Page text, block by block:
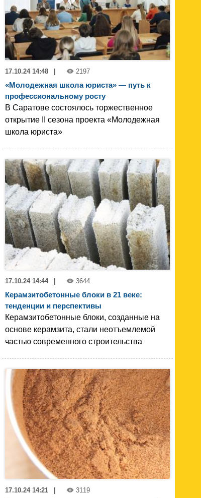
17.10.24 14:48 2197
«Молодежная школа юриста» — путь к
профессиональному росту
В Саратове состоялось торжественное
открытие II сезона проекта «Молодежная
школа юриста»
17.10.24 14:44 | 3644
Керамзитобетонные блоки в 21 веке:
тенденции и перспективы
Керамзитобетонные блоки, созданные на
основе керамзита, стали неотъемлемой
частью современного строительства
17.10.24 14:21 3119